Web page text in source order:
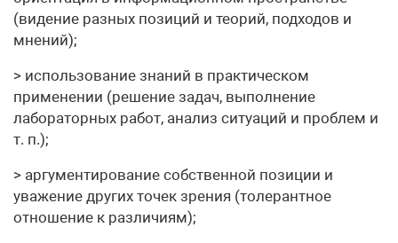
(видение разных позиций и теорий, подходов и
мнений);
> использование знаний в практическом
применении (решение задач, выполнение
лабораторных работ, анализ ситуаций и проблем и
т. п.);
> аргументирование собственной позиции и
уважение других точек зрения (толерантное
отношение к различиям);